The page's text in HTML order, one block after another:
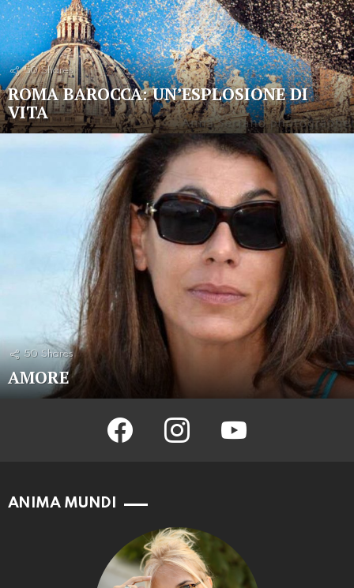
50 Shares
ROMA BAROCCA: UN’ESPLOSIONE DI
VITA
50 Shares
AMORE
facebook instagram youtube
ANIMA MUNDI